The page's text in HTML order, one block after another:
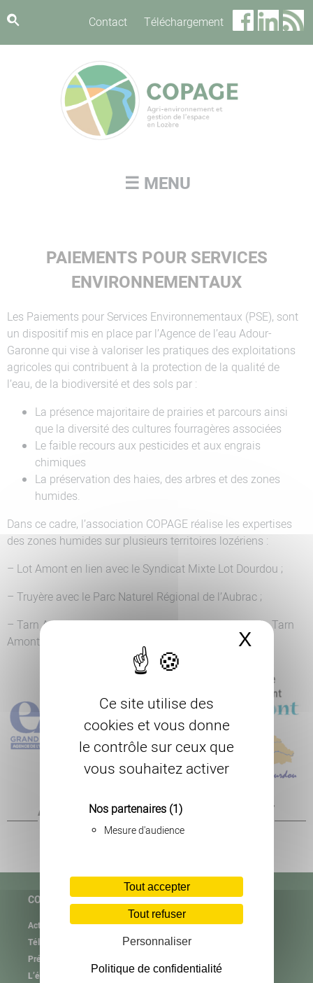
Ce site utilise des
cookies et vous donne
le contrôle sur ceux que
vous souhaitez activer
Nos partenaires (1)
Mesure d'audience
Tout accepter
Tout refuser
Personnaliser
Politique de confidentialité
X
Contact Téléchargement
☰ MENU
PAIEMENTS POUR SERVICES
ENVIRONNEMENTAUX
Les Paiements pour Services Environnementaux (PSE), sont
un dispositif mis en place par l’Agence de l’eau Adour-
Garonne qui vise à valoriser les pratiques des exploitations
agricoles qui contribuent à la protection de la qualité de
l’eau, de la biodiversité et des sols par :
La présence majoritaire de prairies et parcours ainsi
que la diversité des cultures fourragères associées
Le faible recours aux pesticides et aux engrais
chimiques
La préservation des haies, des arbres et des zones
humides.
Dans ce cadre, l’association COPAGE réalise les expertises
des zones humides sur plusieurs territoires lozériens :
– Lot Amont en lien avec le Syndicat Mixte Lot Dourdou ;
– Truyère avec le Parc Naturel Régional de l’Aubrac ;
– Tarn Amont le Syndicat Mixte du Bassin Versant du Tarn
Amont.
AUTRES PAGES SUR LE MÊME SUJET
COPAGE
Actualités
Téléchargement
Présentation de l’association
L’équipe